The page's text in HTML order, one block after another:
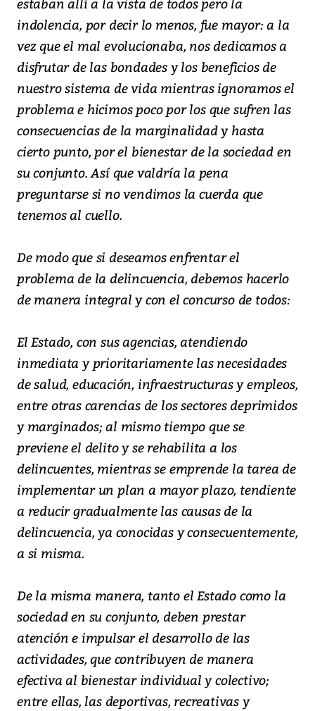
indolencia, por decir lo menos, fue mayor: a la
vez que el mal evolucionaba, nos dedicamos a
disfrutar de las bondades y los beneficios de
nuestro sistema de vida mientras ignoramos el
problema e hicimos poco por los que sufren las
consecuencias de la marginalidad y hasta
cierto punto, por el bienestar de la sociedad en
su conjunto. Así que valdría la pena
preguntarse si no vendimos la cuerda que
tenemos al cuello.
De modo que si deseamos enfrentar el
problema de la delincuencia, debemos hacerlo
de manera integral y con el concurso de todos:
El Estado, con sus agencias, atendiendo
inmediata y prioritariamente las necesidades
de salud, educación, infraestructuras y empleos,
entre otras carencias de los sectores deprimidos
y marginados; al mismo tiempo que se
previene el delito y se rehabilita a los
delincuentes, mientras se emprende la tarea de
implementar un plan a mayor plazo, tendiente
a reducir gradualmente las causas de la
delincuencia, ya conocidas y consecuentemente,
a si misma.
De la misma manera, tanto el Estado como la
sociedad en su conjunto, deben prestar
atención e impulsar el desarrollo de las
actividades, que contribuyen de manera
efectiva al bienestar individual y colectivo;
entre ellas, las deportivas, recreativas y